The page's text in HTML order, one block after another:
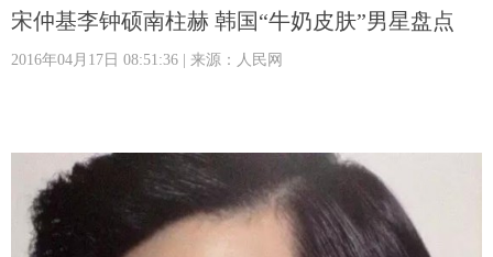
港澳 台湾 华人 汽车
科技 能源
旅游 健康 信息化
金融 公益 军事 无人机
宋仲基李钟硕南柱赫 韩国“牛奶皮肤”男星盘点
2016年04月17日 08:51:36 | 来源：人民网